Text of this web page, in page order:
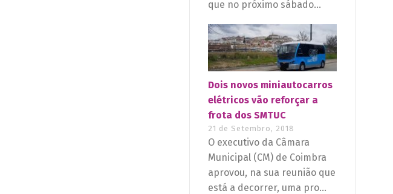
que no próximo sábado...
Dois novos miniautocarros
elétricos vão reforçar a
frota dos SMTUC
21 de Setembro, 2018
O executivo da Câmara
Municipal (CM) de Coimbra
aprovou, na sua reunião que
está a decorrer, uma pro...